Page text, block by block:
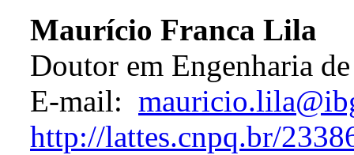
Maurício Franca Lila
Doutor em Engenharia
E-mail:
http://lattes.cnpq.br/